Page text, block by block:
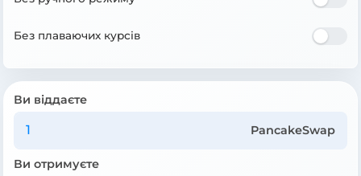
Без плаваючих курсів
Ви віддаєте
PancakeSwap
Ви отримуєте